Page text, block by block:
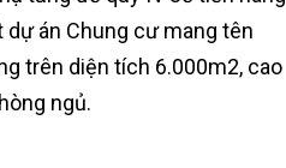
dự án Chung cư mang tên
trên diện tích 6.000m2, cao
ngủ.